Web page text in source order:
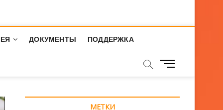
ДОКУМЕНТЫ ПОДДЕРЖКА
М
ю
МЕТКИ